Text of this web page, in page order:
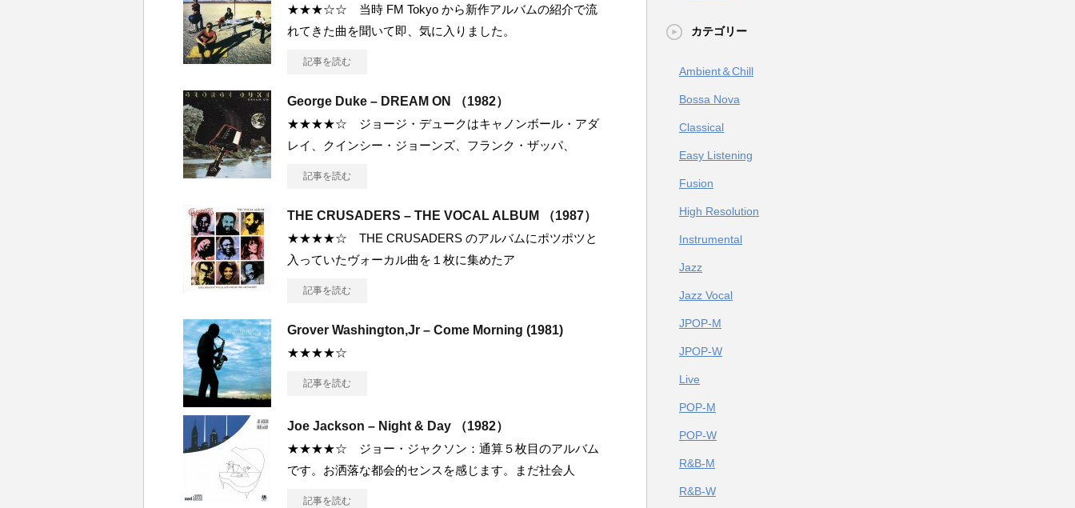
★★★☆☆ 当時 FM Tokyo から新作アルバムの紹介で流
れてきた曲を聞いて即、気に入りました。
記事を読む
George Duke – DREAM ON （1982）
★★★★☆ ジョージ・デュークはキャノンボール・アダ
レイ、クインシー・ジョーンズ、フランク・ザッパ、
記事を読む
THE CRUSADERS – THE VOCAL ALBUM （1987）
★★★★☆ THE CRUSADERS のアルバムにポツポツと
入っていたヴォーカル曲を１枚に集めたア
記事を読む
Grover Washington,Jr – Come Morning (1981)
★★★★☆
記事を読む
Joe Jackson – Night & Day （1982）
★★★★☆ ジョー・ジャクソン：通算５枚目のアルバム
です。お洒落な都会的センスを感じます。まだ社会人
記事を読む
カテゴリー
Ambient＆Chill
Bossa Nova
Classical
Easy Listening
Fusion
High Resolution
Instrumental
Jazz
Jazz Vocal
JPOP-M
JPOP-W
Live
POP-M
POP-W
R&B-M
R&B-W